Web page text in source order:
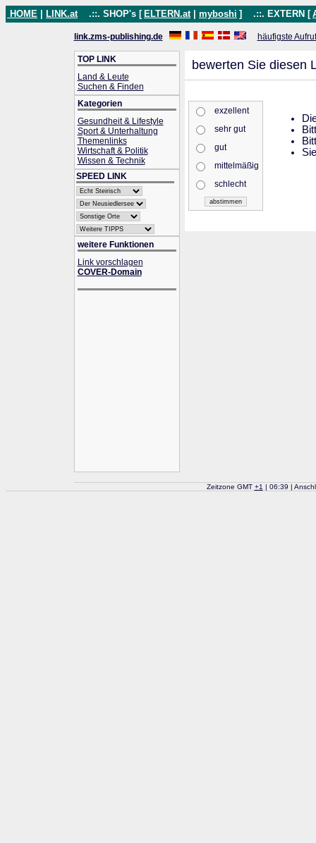
HOME LINK.at .::. SHOP's [ ELTERN.at myboshi ] .::. EXTERN [
link.zms-publishing.de häufigste
TOP LINK
Land & Leute
Suchen & Finden
Kategorien
Gesundheit & Lifestyle
Sport & Unterhaltung
Themenlinks
Wirtschaft & Politik
Wissen & Technik
SPEED LINK
weitere Funktionen
Link vorschlagen
COVER-Domain
bewerten Sie diesen
exzellent
sehr gut
gut
mittelmäßig
schlecht
Zeitzone GMT +1 | 06:39 |